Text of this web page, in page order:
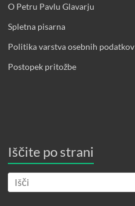
O Petru Pavlu Glavarju
Spletna pisarna
Politika varstva osebnih podatkov
Postopek pritožbe
Iščite po strani